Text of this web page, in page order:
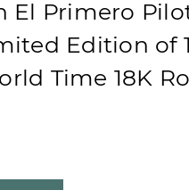
El Primero
Edition of
Time 18K